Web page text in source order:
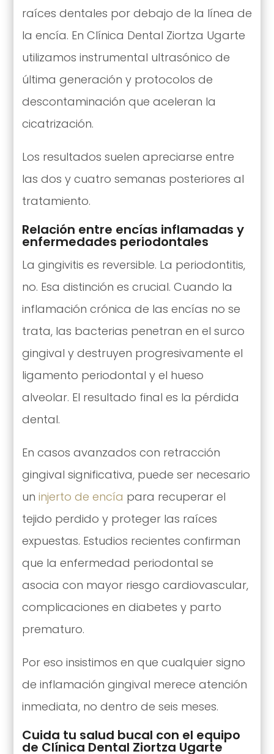
raíces dentales por debajo de la línea de
la encía. En Clínica Dental Ziortza Ugarte
utilizamos instrumental ultrasónico de
última generación y protocolos de
descontaminación que aceleran la
cicatrización.
Los resultados suelen apreciarse entre
las dos y cuatro semanas posteriores al
tratamiento.
Relación entre encías inflamadas y
enfermedades periodontales
La gingivitis es reversible. La periodontitis,
no. Esa distinción es crucial. Cuando la
inflamación crónica de las encías no se
trata, las bacterias penetran en el surco
gingival y destruyen progresivamente el
ligamento periodontal y el hueso
alveolar. El resultado final es la pérdida
dental.
En casos avanzados con retracción
gingival significativa, puede ser necesario
un injerto de encía para recuperar el
tejido perdido y proteger las raíces
expuestas. Estudios recientes confirman
que la enfermedad periodontal se
asocia con mayor riesgo cardiovascular,
complicaciones en diabetes y parto
prematuro.
Por eso insistimos en que cualquier signo
de inflamación gingival merece atención
inmediata, no dentro de seis meses.
Cuida tu salud bucal con el equipo
de Clínica Dental Ziortza Ugarte